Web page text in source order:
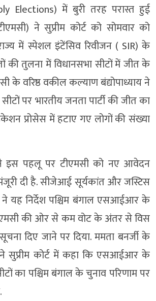
Elections) में बुरी तरह परास्त हुई
ने सुप्रीम कोर्ट को सोमवार को
में स्पेशल इंटेंसिव रिवीजन ( SIR) के
की तुलना में विधानसभा सीटों में जीत के
के वरिष्ठ वकील कल्याण बंद्योपाध्याय ने
पर भारतीय जनता पार्टी की जीत का
प्रोसेस में हटाए गए लोगों की संख्या
इस पहलू पर टीएमसी को नए आवेदन
दी है. सीजेआई सूर्यकांत और जस्टिस
ने यह निर्देश पश्चिम बंगाल एसआईआर के
की ओर से कम वोट के अंतर से विस
दिए जाने पर दिया. ममता बनर्जी के
ने सुप्रीम कोर्ट में कहा कि एसआईआर के
का पश्चिम बंगाल के चुनाव परिणाम पर